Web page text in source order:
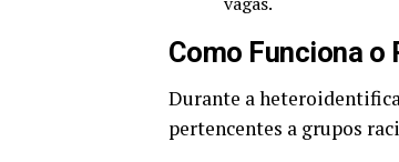
Como Funciona o
Durante a
pertencentes a grupos